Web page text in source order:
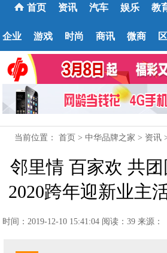
首页 资讯 汽车 娱乐 教
企业 游戏 时尚 商讯 微商
当前位置：首页 >中华品牌之家 > 资讯
邻里情 百家欢 共
2020跨年迎新业主
时间：2019-12-10 15:41:04 阅读：39 来源：